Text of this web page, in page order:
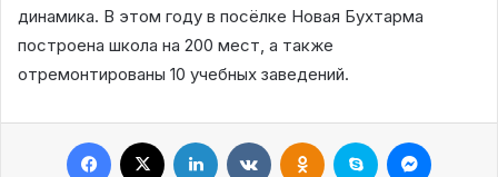
динамика. В этом году в посёлке Новая Бухтарма
построена школа на 200 мест, а также
отремонтированы 10 учебных заведений.
Facebook LinkedIn VKontakteOdnoklassniki
Skype